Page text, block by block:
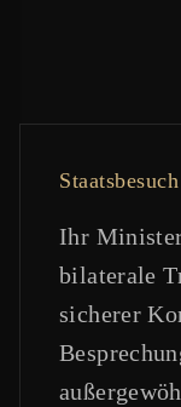
Ihr
bilaterale
sicherer